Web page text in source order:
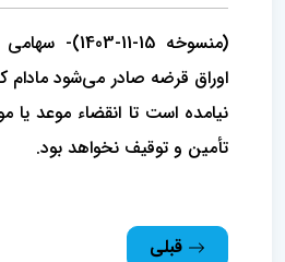
(منسوخه 15-
اوراق قرضه صادر می‌شود
نیامده است تا انقضاء موعد یا
تأمین و توقیف نخواهد بود.
قبلی